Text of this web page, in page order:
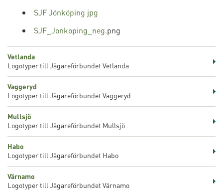
SJF Jönköping jpg
SJF_Jonkoping_neg.png
Vetlanda
Logotyper till Jägareförbundet Vetlanda
Vaggeryd
Logotyper till Jägareförbundet Vaggeryd
Mullsjö
Logotyper till Jägareförbundet Mullsjö
Habo
Logotyper till Jägareförbundet Habo
Värnamo
Logotyper till Jägareförbundet Värnamo